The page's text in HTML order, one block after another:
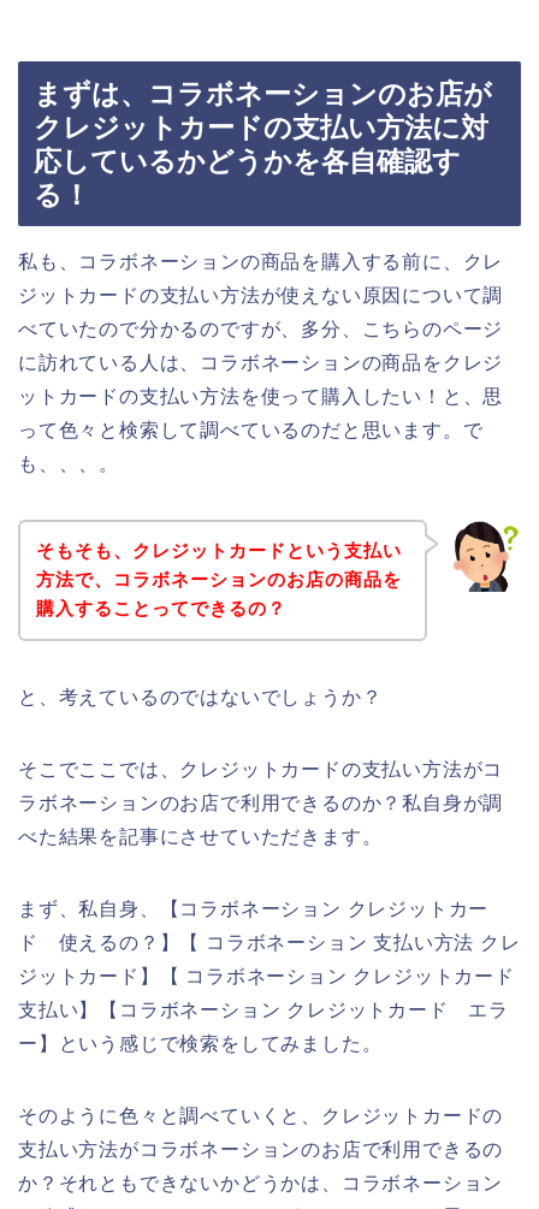
まずは、コラボネーションのお店が
クレジットカードの支払い方法に対
応しているかどうかを各自確認す
る！
私も、コラボネーションの商品を購入する前に、クレ
ジットカードの支払い方法が使えない原因について調
べていたので分かるのですが、多分、こちらのページ
に訪れている人は、コラボネーションの商品をクレジ
ットカードの支払い方法を使って購入したい！と、思
って色々と検索して調べているのだと思います。で
も、、、。
そもそも、クレジットカードという支払い
方法で、コラボネーションのお店の商品を
購入することってできるの？
と、考えているのではないでしょうか？
そこでここでは、クレジットカードの支払い方法がコ
ラボネーションのお店で利用できるのか？私自身が調
べた結果を記事にさせていただきます。
まず、私自身、【コラボネーション クレジットカー
ド 使えるの？】【 コラボネーション 支払い方法 クレ
ジットカード】【 コラボネーション クレジットカード
支払い】【コラボネーション クレジットカード エラ
ー】という感じで検索をしてみました。
そのように色々と調べていくと、クレジットカードの
支払い方法がコラボネーションのお店で利用できるの
か？それともできないかどうかは、コラボネーション